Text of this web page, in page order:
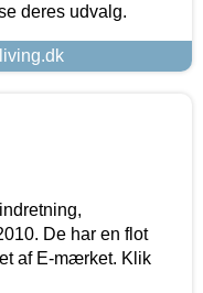
deres udvalg.
De har en flot
af E-mærket. Klik